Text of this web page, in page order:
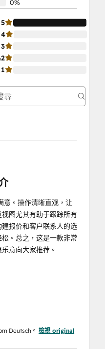
0%
5
4
3
2
1
。操作清晰直观，让
图尤其有助于跟踪所有
报价和客户联系人的选
。总之，这是一款非常
意向大家推荐。
Deutsch。檢視 original